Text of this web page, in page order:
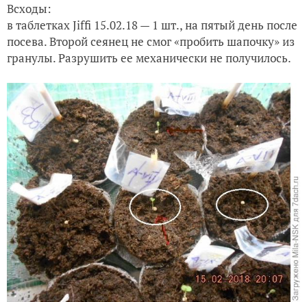
Всходы:
в таблетках Jiffi 15.02.18 — 1 шт., на пятый день после
посева. Второй сеянец не смог «пробить шапочку» из
гранулы. Разрушить ее механически не получилось.